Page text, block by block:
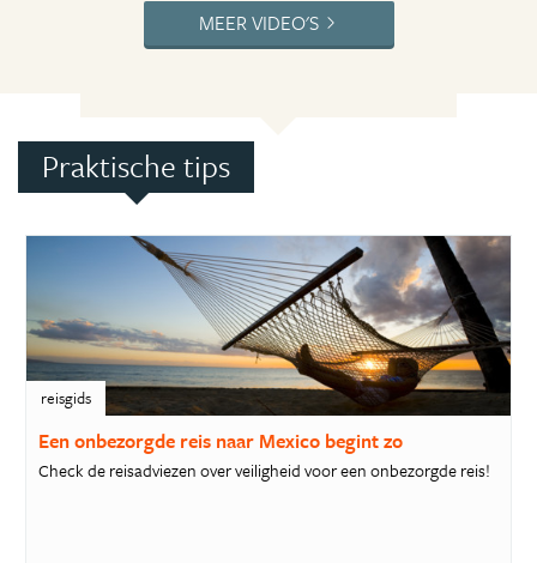
MEER VIDEO'S
Praktische tips
reisgids
Een onbezorgde reis naar Mexico begint zo
Check de reisadviezen over veiligheid voor een onbezorgde reis!